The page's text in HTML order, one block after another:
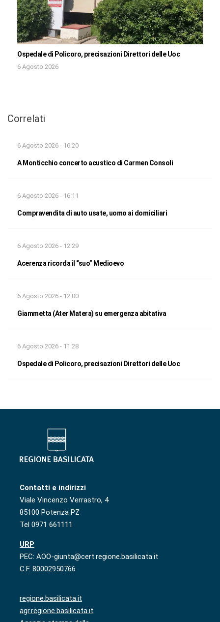
Ospedale di Policoro, precisazioni Direttori delle Uoc
6 Agosto 2026
Correlati
6 Agosto 2026 - 16:20
A Monticchio concerto acustico di Carmen Consoli
6 Agosto 2026 - 16:11
Compravendita di auto usate, uomo ai domiciliari
6 Agosto 2026 - 12:29
Acerenza ricorda il “suo” Medioevo
6 Agosto 2026 - 12:00
Giammetta (Ater Matera) su emergenza abitativa
6 Agosto 2026 - 11:28
Ospedale di Policoro, precisazioni Direttori delle Uoc
Contatti e indirizzi
Viale Vincenzo Verrastro, 4
85100 Potenza PZ
Tel 0971 661111
URP
PEC: AOO-giunta@cert.regione.basilicata.it
C.F. 80002950766
regione.basilicata.it
agr.regione.basilicata.it